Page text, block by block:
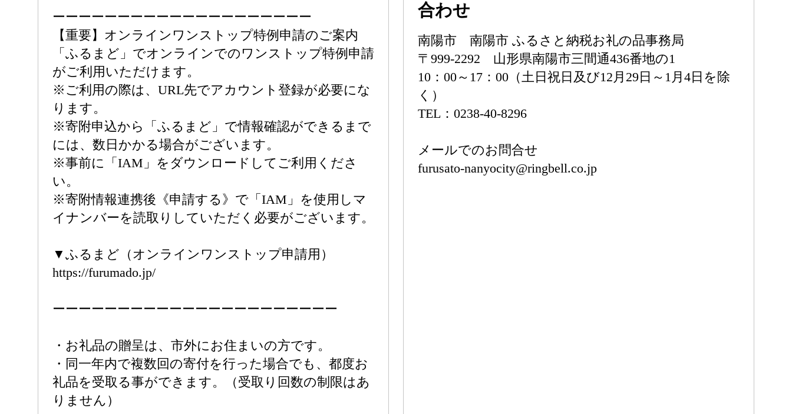
ーーーーーーーーーーーーーーーーーーーー
【重要】オンラインワンストップ特例申請のご案内
「ふるまど」でオンラインでのワンストップ特例申請
がご利用いただけます。
※ご利用の際は、URL先でアカウント登録が必要にな
ります。
※寄附申込から「ふるまど」で情報確認ができるまで
には、数日かかる場合がございます。
※事前に「IAM」をダウンロードしてご利用くださ
い。
※寄附情報連携後《申請する》で「IAM」を使用しマ
イナンバーを読取りしていただく必要がございます。
▼ふるまど（オンラインワンストップ申請用）
https://furumado.jp/
ーーーーーーーーーーーーーーーーーーーーーー
・お礼品の贈呈は、市外にお住まいの方です。
・同一年内で複数回の寄付を行った場合でも、都度お
礼品を受取る事ができます。（受取り回数の制限はあ
りません）
合わせ
南陽市 南陽市 ふるさと納税お礼の品事務局
〒999-2292 山形県南陽市三間通436番地の1
10：00～17：00（土日祝日及び12月29日～1月4日を除
く）
TEL：0238-40-8296
メールでのお問合せ
furusato-nanyocity@ringbell.co.jp